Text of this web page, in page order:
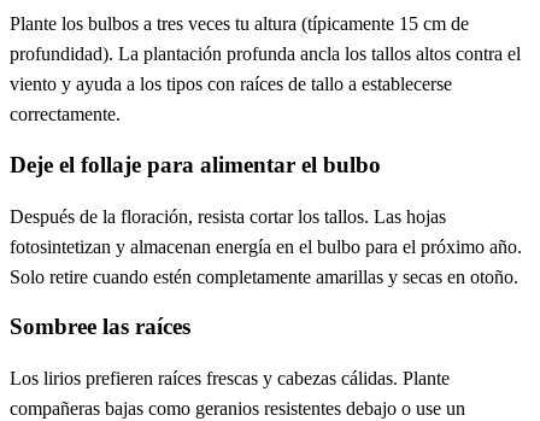
Plante los bulbos a tres veces tu altura (típicamente 15 cm de
profundidad). La plantación profunda ancla los tallos altos contra el
viento y ayuda a los tipos con raíces de tallo a establecerse
correctamente.
Deje el follaje para alimentar el bulbo
Después de la floración, resista cortar los tallos. Las hojas
fotosintetizan y almacenan energía en el bulbo para el próximo año.
Solo retire cuando estén completamente amarillas y secas en otoño.
Sombree las raíces
Los lirios prefieren raíces frescas y cabezas cálidas. Plante
compañeras bajas como geranios resistentes debajo o use un